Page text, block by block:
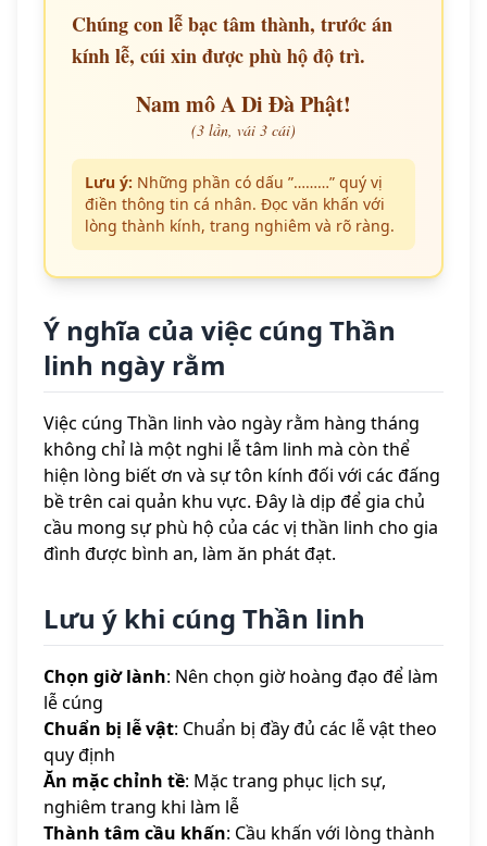
Chúng con lễ bạc tâm thành, trước án
kính lễ, cúi xin được phù hộ độ trì.
Nam mô A Di Đà Phật!
(3 lần, vái 3 cái)
Lưu ý: Những phần có dấu ”………” quý vị
điền thông tin cá nhân. Đọc văn khấn với
lòng thành kính, trang nghiêm và rõ ràng.
Ý nghĩa của việc cúng Thần
linh ngày rằm
Việc cúng Thần linh vào ngày rằm hàng tháng
không chỉ là một nghi lễ tâm linh mà còn thể
hiện lòng biết ơn và sự tôn kính đối với các đấng
bề trên cai quản khu vực. Đây là dịp để gia chủ
cầu mong sự phù hộ của các vị thần linh cho gia
đình được bình an, làm ăn phát đạt.
Lưu ý khi cúng Thần linh
Chọn giờ lành: Nên chọn giờ hoàng đạo để làm
lễ cúng
Chuẩn bị lễ vật: Chuẩn bị đầy đủ các lễ vật theo
quy định
Ăn mặc chỉnh tề: Mặc trang phục lịch sự,
nghiêm trang khi làm lễ
Thành tâm cầu khấn: Cầu khấn với lòng thành